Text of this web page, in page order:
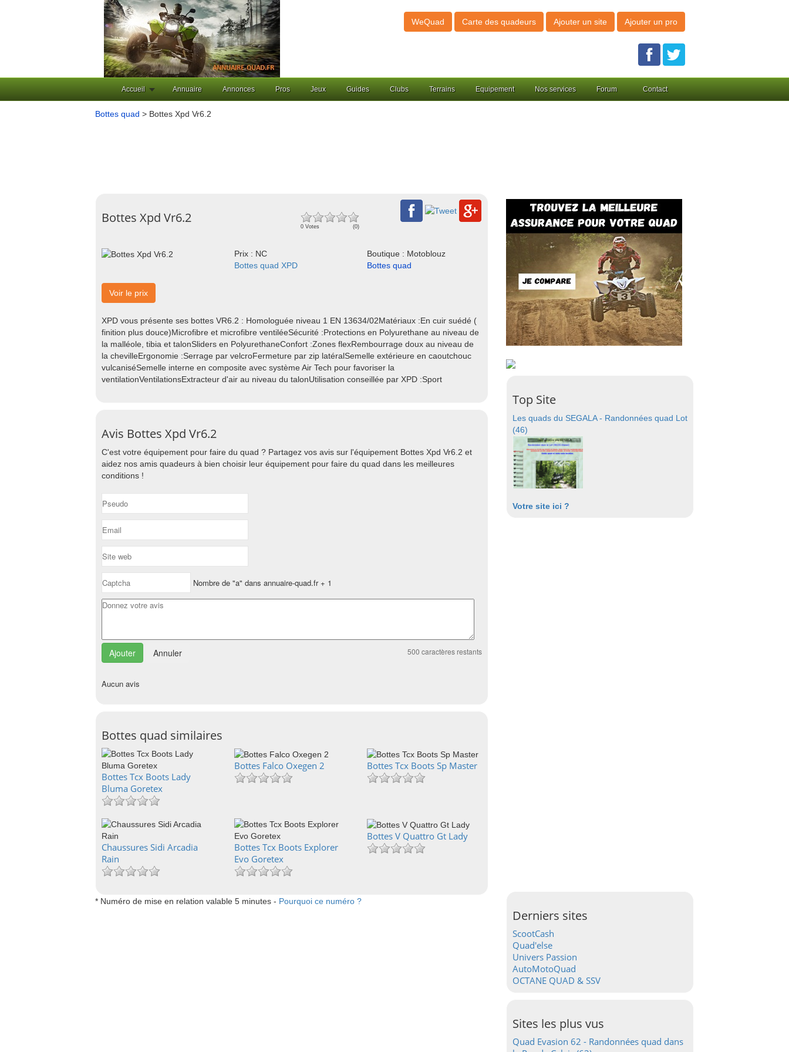
WeQuad Carte des quadeurs Ajouter un site Ajouter un pro
Accueil Annuaire Annonces Pros Jeux Guides Clubs Terrains Equipement Nos services Forum Contact
Bottes quad > Bottes Xpd Vr6.2
Bottes Xpd Vr6.2
0 Votes (0)
Prix : NC
Boutique : Motoblouz
Bottes quad XPD
Bottes quad
Voir le prix
XPD vous présente ses bottes VR6.2 : Homologuée niveau 1 EN 13634/02Matériaux :En cuir suédé (
finition plus douce)Microfibre et microfibre ventiléeSécurité :Protections en Polyurethane au niveau de
la malléole, tibia et talonSliders en PolyurethaneConfort :Zones flexRembourrage doux au niveau de
la chevilleErgonomie :Serrage par velcroFermeture par zip latéralSemelle extérieure en caoutchouc
vulcaniséSemelle interne en composite avec système Air Tech pour favoriser la
ventilationVentilationsExtracteur d'air au niveau du talonUtilisation conseillée par XPD :Sport
Avis Bottes Xpd Vr6.2
C'est votre équipement pour faire du quad ? Partagez vos avis sur l'équipement Bottes Xpd Vr6.2 et
aidez nos amis quadeurs à bien choisir leur équipement pour faire du quad dans les meilleures
conditions !
Nombre de "a" dans annuaire-quad.fr + 1
Annuler 500 caractères restants
Aucun avis
Bottes quad similaires
Bottes Tcx Boots Lady
Bluma Goretex
Bottes Falco Oxegen 2 Bottes Tcx Boots Sp Master
Chaussures Sidi Arcadia
Rain
Bottes Tcx Boots Explorer
Evo Goretex
Bottes V Quattro Gt Lady
* Numéro de mise en relation valable 5 minutes - Pourquoi ce numéro ?
Top Site
Les quads du SEGALA - Randonnées quad Lot
(46)
Votre site ici ?
Derniers sites
ScootCash
Quad'else
Univers Passion
AutoMotoQuad
OCTANE QUAD & SSV
Sites les plus vus
Quad Evasion 62 - Randonnées quad dans